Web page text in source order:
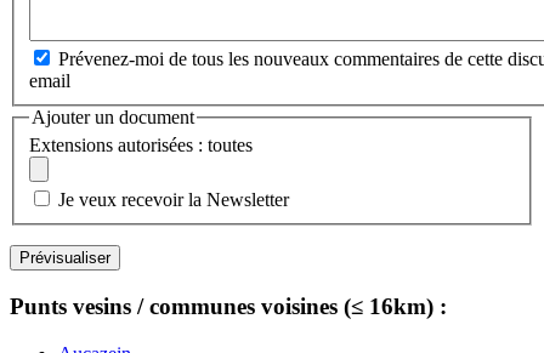
Prévenez-moi de tous les nouveaux commentaires de cette
email
Ajouter un document
Extensions autorisées : toutes
Je veux recevoir la Newsletter
Punts vesins / communes voisines (≤ 16km) :